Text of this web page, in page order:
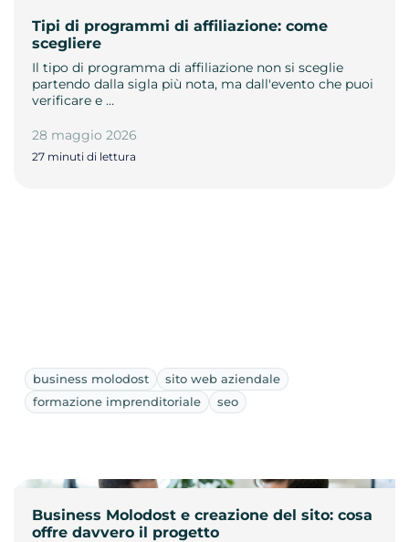
Tipi di programmi di affiliazione: come
scegliere
Il tipo di programma di affiliazione non si sceglie
partendo dalla sigla più nota, ma dall'evento che puoi
verificare e …
28 maggio 2026
27 minuti di lettura
business molodost
sito web aziendale
formazione imprenditoriale
seo
Business Molodost e creazione del sito: cosa
offre davvero il progetto